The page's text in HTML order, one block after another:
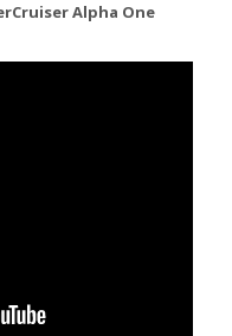
Alpha One